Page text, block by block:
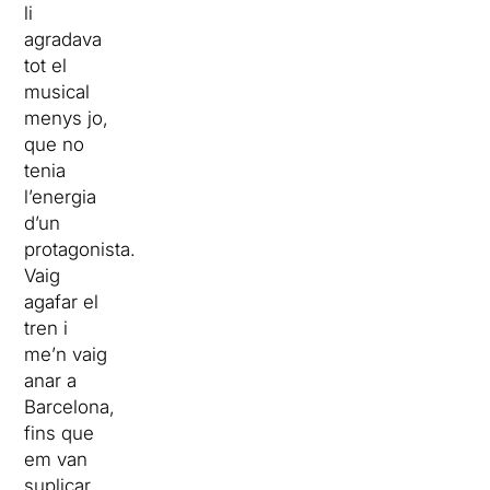
li
agradava
tot el
musical
menys jo,
que no
tenia
l’energia
d’un
protagonista.
Vaig
agafar el
tren i
me’n vaig
anar a
Barcelona,
fins que
em van
suplicar